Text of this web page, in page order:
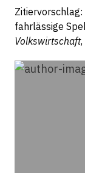
fahrlässige
Volkswirtschaft